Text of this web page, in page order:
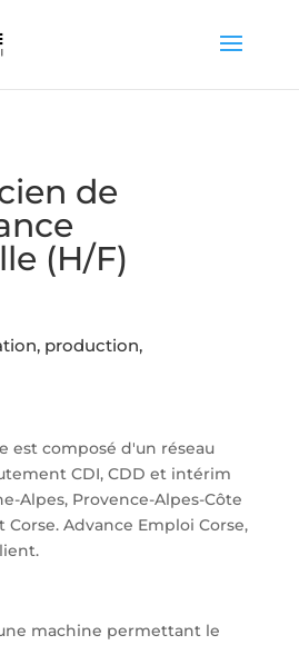
de
(H/F)
production,
est composé d'un réseau
CDI, CDD et intérim
Alpes, Provence-Alpes-Côte
Corse. Advance Emploi Corse,
machine permettant le